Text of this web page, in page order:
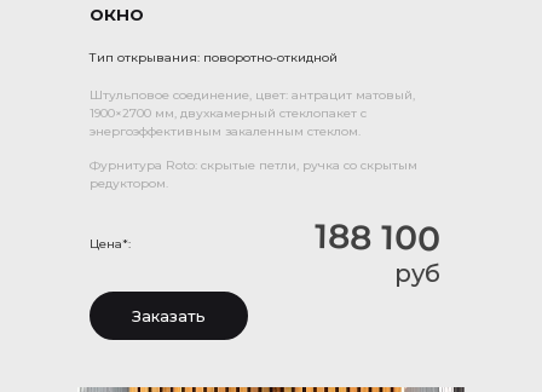
окно
Тип открывания: поворотно-откидной
188 100
руб
Цена*:
Штульповое соединение, цвет: антрацит матовый,
1900×2700 мм, двухкамерный стеклопакет с
энергоэффективным закаленным стеклом.
Фурнитура Roto: скрытые петли, ручка со скрытым
редуктором.
Заказать